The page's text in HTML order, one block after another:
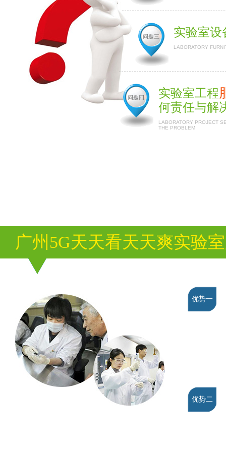
问题三 实验室设
LABORATORY
问题四 实验室工程
何责任与解
LABORATORY PROJECT
THE PROBLEM
广州5G天天看天天爽实验
优势一
优势二